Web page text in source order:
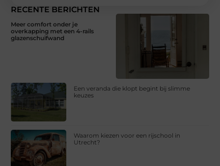
RECENTE BERICHTEN
Meer comfort onder je
overkapping met een 4-rails
glazenschuifwand
Een veranda die klopt begint bij slimme
keuzes
Waarom kiezen voor een rijschool in
Utrecht?